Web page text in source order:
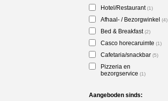
Hotel/Restaurant(1)
Afhaal- / Bezorgwinkel (4)
Bed & Breakfast(2)
Casco horecaruimte (1)
Cafetaria/snackbar (5)
Pizzeria en
bezorgservice (1)
Aangeboden sinds: